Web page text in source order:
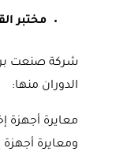
مختبر
شركة صنعت
الدوران منها:
ومعايرة أجهزة